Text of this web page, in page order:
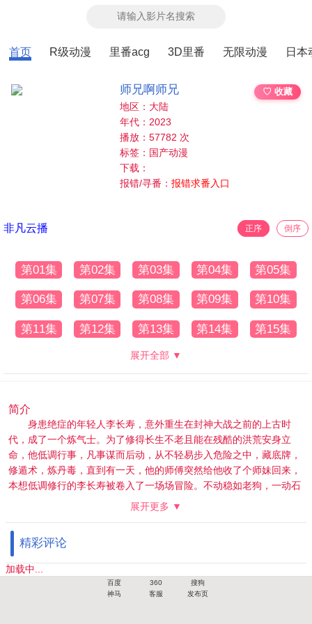
首页 R级动漫 里番acg 3D里番 无限动漫 日本
师兄啊师兄
♡ 收藏
地区：大陆
年代：2023
播放：57782 次
标签：国产动漫
下载：
报错/寻番：报错求番入口
非凡云播 正序 倒序
第01集 第02集 第03集 第04集 第05集
第06集 第07集 第08集 第09集 第10集
第11集 第12集 第13集 第14集 第15集
展开全部 ▼
简介
身患绝症的年轻人李长寿，意外重生在封神大战之前的上古时
代，成了一个炼气士。为了修得长生不老且能在残酷的洪荒安身立
命，他低调行事，凡事谋而后动，从不轻易步入危险之中，藏底牌，
修遁术，炼丹毒，直到有一天，他的师傅突然给他收了个师妹回来，
本想低调修行的李长寿被卷入了一场场冒险。不动稳如老狗，一动石
破天惊，动后悄声走人，在打败邪恶敌人的同时，结交志同道合的朋
展开更多 ▼
精彩评论
加载中...
百度 360
搜狗
神马
客服 发布页